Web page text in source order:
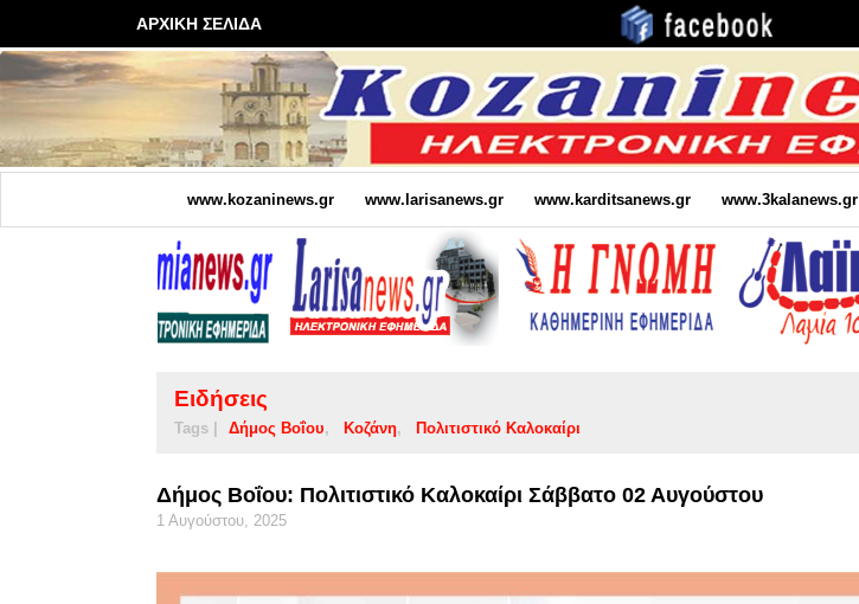
ΑΡΧΙΚΗ ΣΕΛΙΔΑ
www.kozaninews.gr www.larisanews.gr www.karditsanews.gr www.3kalanews.gr
Ειδήσεις
Tags | Δήμος Βοΐου Κοζάνη Πολιτιστικό Καλοκαίρι
Δήμος Βοΐου: Πολιτιστικό Καλοκαίρι Σάββατο 02 Αυγούστου
1 Αυγούστου, 2025